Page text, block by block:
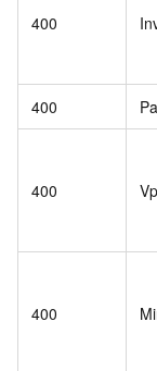
400
400
400
400